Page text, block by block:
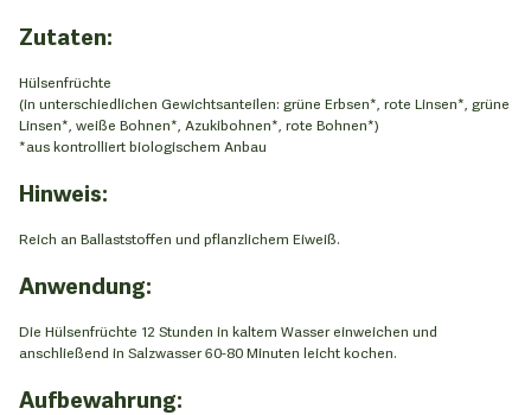
Zutaten:
Hülsenfrüchte
(in unterschiedlichen Gewichtsanteilen: grüne Erbsen*, rote Linsen*, grüne
Linsen*, weiße Bohnen*, Azukibohnen*, rote Bohnen*)
*aus kontrolliert biologischem Anbau
Hinweis:
Reich an Ballaststoffen und pflanzlichem Eiweiß.
Anwendung:
Die Hülsenfrüchte 12 Stunden in kaltem Wasser einweichen und
anschließend in Salzwasser 60-80 Minuten leicht kochen.
Aufbewahrung: